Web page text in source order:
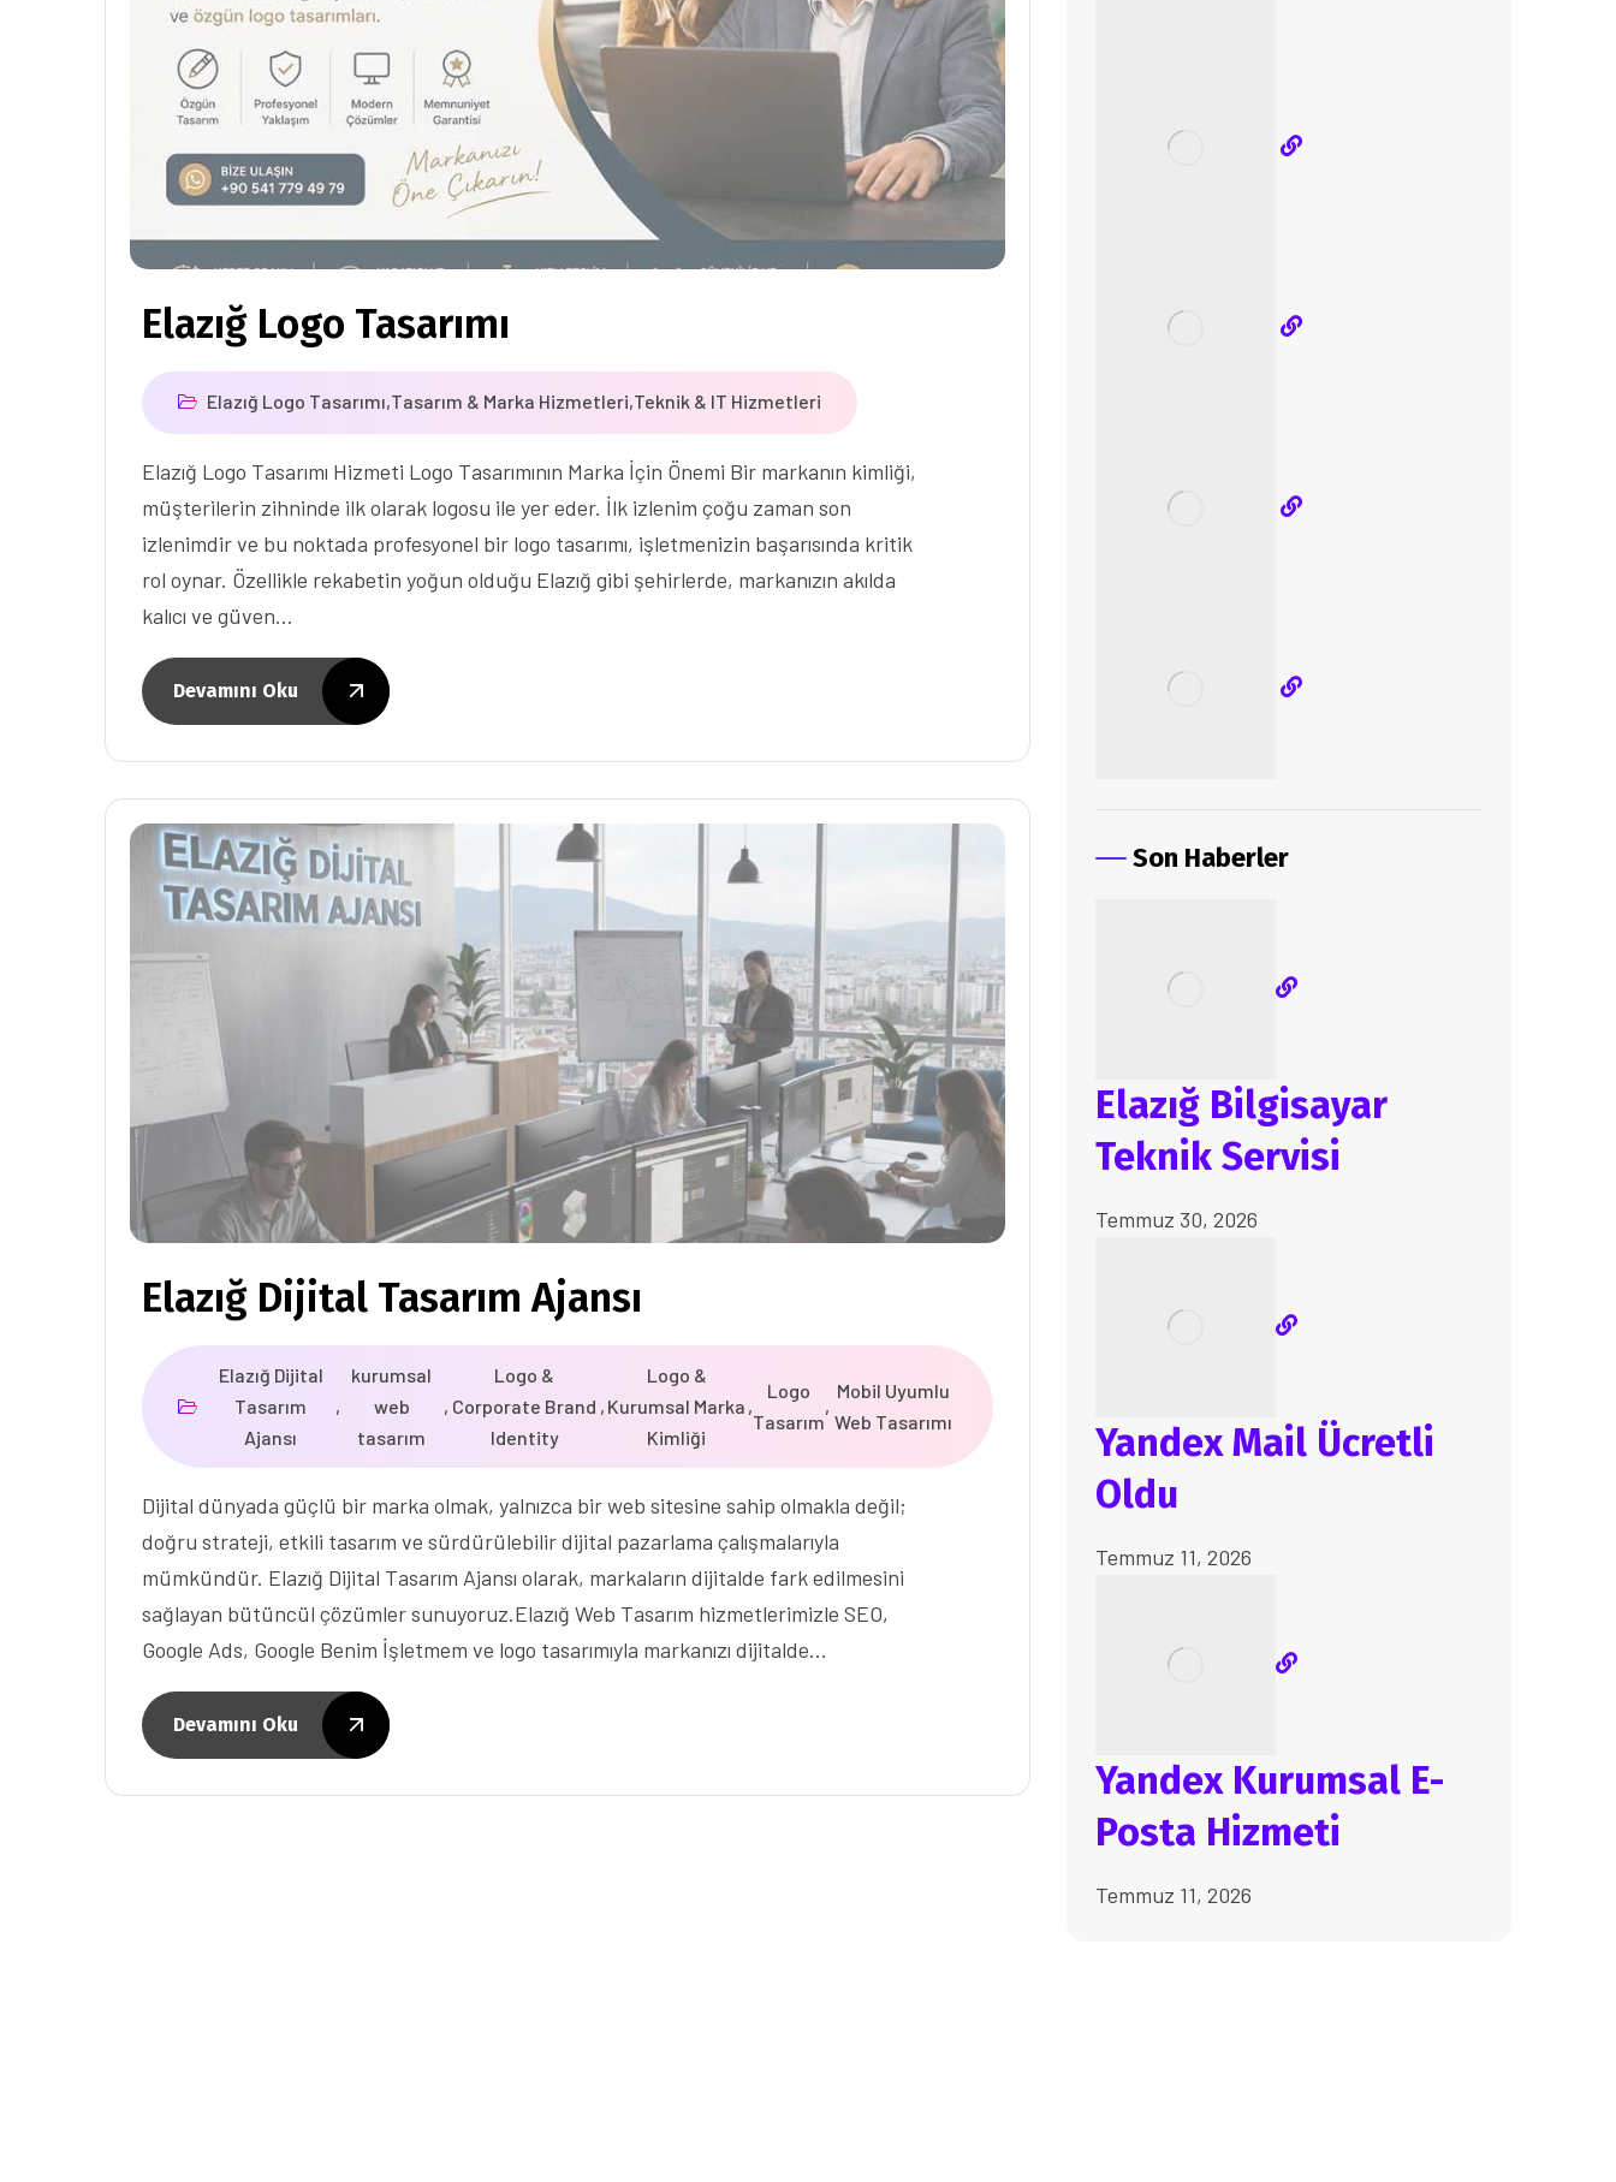
Elazığ Logo Tasarımı
Elazığ Logo Tasarımı,Tasarım & Marka Hizmetleri,Teknik & IT Hizmetleri
Elazığ Logo Tasarımı Hizmeti Logo Tasarımının Marka İçin Önemi Bir markanın kimliği,
müşterilerin zihninde ilk olarak logosu ile yer eder. İlk izlenim çoğu zaman son
izlenimdir ve bu noktada profesyonel bir logo tasarımı, işletmenizin başarısında kritik
rol oynar. Özellikle rekabetin yoğun olduğu Elazığ gibi şehirlerde, markanızın akılda
kalıcı ve güven…
Devamını Oku
Elazığ Dijital Tasarım Ajansı
Elazığ Dijital
Tasarım
Ajansı
,
kurumsal
web
tasarım
,
Logo &
Corporate Brand
Identity
,
Logo &
Kurumsal Marka
Kimliği
,
Logo
Tasarım
,
Mobil Uyumlu
Web Tasarımı
Dijital dünyada güçlü bir marka olmak, yalnızca bir web sitesine sahip olmakla değil;
doğru strateji, etkili tasarım ve sürdürülebilir dijital pazarlama çalışmalarıyla
mümkündür. Elazığ Dijital Tasarım Ajansı olarak, markaların dijitalde fark edilmesini
sağlayan bütüncül çözümler sunuyoruz.Elazığ Web Tasarım hizmetlerimizle SEO,
Google Ads, Google Benim İşletmem ve logo tasarımıyla markanızı dijitalde…
Devamını Oku
Son Haberler
Elazığ Bilgisayar
Teknik Servisi
Temmuz 30, 2026
Yandex Mail Ücretli
Oldu
Temmuz 11, 2026
Yandex Kurumsal E-
Posta Hizmeti
Temmuz 11, 2026